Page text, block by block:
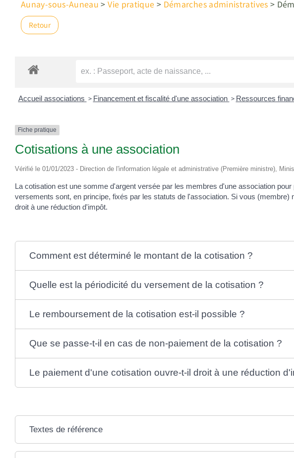
Aunay-sous-Auneau >Vie pratique > Démarches administratives >
Retour
Accueil associations > Financement et fiscalité d'une association > Ressources
Fiche pratique
Cotisations à une association
Vérifié le 01/01/2023 - Direction de l'information légale et administrative (Première ministre),
La cotisation est une somme d'argent versée par les membres d'une association
versements sont, en principe, fixés par les statuts de l'association. Si vous
droit à une réduction d'impôt.
Comment est déterminé le montant de la cotisation ?
Quelle est la périodicité du versement de la cotisation ?
Le remboursement de la cotisation est-il possible ?
Que se passe-t-il en cas de non-paiement de la cotisation ?
Le paiement d'une cotisation ouvre-t-il droit à une réduction
Textes de référence